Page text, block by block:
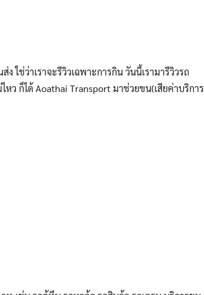
ใช่ว่าเราจะรีวิวเฉพาะการกิน วันนี้เรามารีวิวรถ
ว ก็ได้ Aoathai Transport มาช่วยขน(เสียค่าบริการ